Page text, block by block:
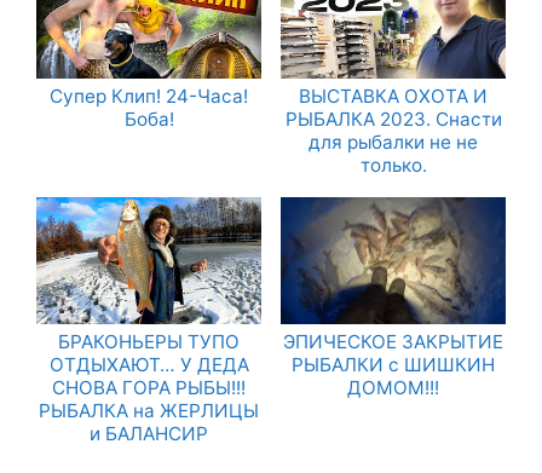
Супер Клип! 24-Часа!
Боба!
ВЫСТАВКА ОХОТА И
РЫБАЛКА 2023. Снасти
для рыбалки не не
только.
БРАКОНЬЕРЫ ТУПО
ОТДЫХАЮТ… У ДЕДА
СНОВА ГОРА РЫБЫ!!!
РЫБАЛКА на ЖЕРЛИЦЫ
и БАЛАНСИР
ЭПИЧЕСКОЕ ЗАКРЫТИЕ
РЫБАЛКИ с ШИШКИН
ДОМОМ!!!